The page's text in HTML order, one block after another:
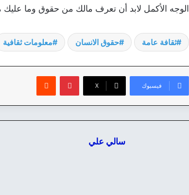
الوجه الأكمل لابد أن تعرف مالك من حقوق وما
ثقافة عامة حقوق الانسان معلومات ثقافية
فيسبوك ‫X
بينتيريست
سالي علي